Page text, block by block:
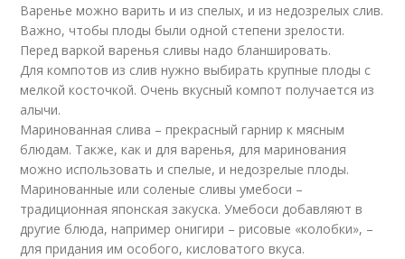
Варенье можно варить и из спелых, и из недозрелых слив.
Важно, чтобы плоды были одной степени зрелости.
Перед варкой варенья сливы надо бланшировать.
Для компотов из слив нужно выбирать крупные плоды с
мелкой косточкой. Очень вкусный компот получается из
алычи.
Маринованная слива – прекрасный гарнир к мясным
блюдам. Также, как и для варенья, для маринования
можно использовать и спелые, и недозрелые плоды.
Маринованные или соленые сливы умебоси –
традиционная японская закуска. Умебоси добавляют в
другие блюда, например онигири – рисовые «колобки», –
для придания им особого, кисловатого вкуса.